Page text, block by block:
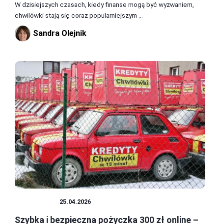
W dzisiejszych czasach, kiedy finanse mogą być wyzwaniem,
chwilówki stają się coraz popularniejszym ...
Sandra Olejnik
25.04.2026
Szybka i bezpieczna pożyczka 300 zł online –